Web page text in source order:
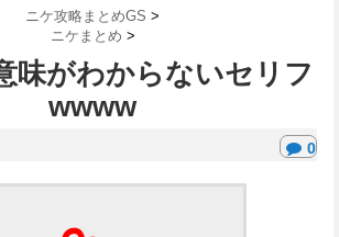
ニケ攻略まとめGS >
ニケまとめ >
味がわからないセリフ
wwww
0